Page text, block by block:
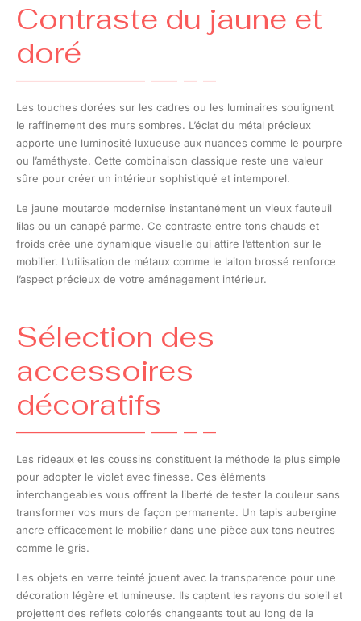
Contraste du jaune et
doré
Les touches dorées sur les cadres ou les luminaires soulignent
le raffinement des murs sombres. L’éclat du métal précieux
apporte une luminosité luxueuse aux nuances comme le pourpre
ou l’améthyste. Cette combinaison classique reste une valeur
sûre pour créer un intérieur sophistiqué et intemporel.
Le jaune moutarde modernise instantanément un vieux fauteuil
lilas ou un canapé parme. Ce contraste entre tons chauds et
froids crée une dynamique visuelle qui attire l’attention sur le
mobilier. L’utilisation de métaux comme le laiton brossé renforce
l’aspect précieux de votre aménagement intérieur.
Sélection des
accessoires
décoratifs
Les rideaux et les coussins constituent la méthode la plus simple
pour adopter le violet avec finesse. Ces éléments
interchangeables vous offrent la liberté de tester la couleur sans
transformer vos murs de façon permanente. Un tapis aubergine
ancre efficacement le mobilier dans une pièce aux tons neutres
comme le gris.
Les objets en verre teinté jouent avec la transparence pour une
décoration légère et lumineuse. Ils captent les rayons du soleil et
projettent des reflets colorés changeants tout au long de la